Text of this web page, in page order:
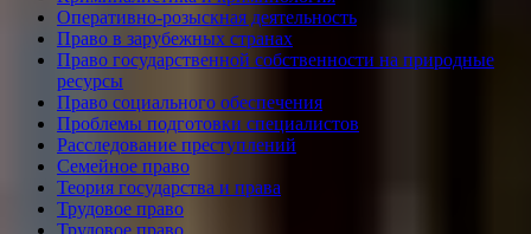
Оперативно-розыскная деятельность
Право в зарубежных странах
Право государственной собственности на природные
ресурсы
Право социального обеспечения
Проблемы подготовки специалистов
Расследование преступлений
Семейное право
Теория государства и права
Трудовое право